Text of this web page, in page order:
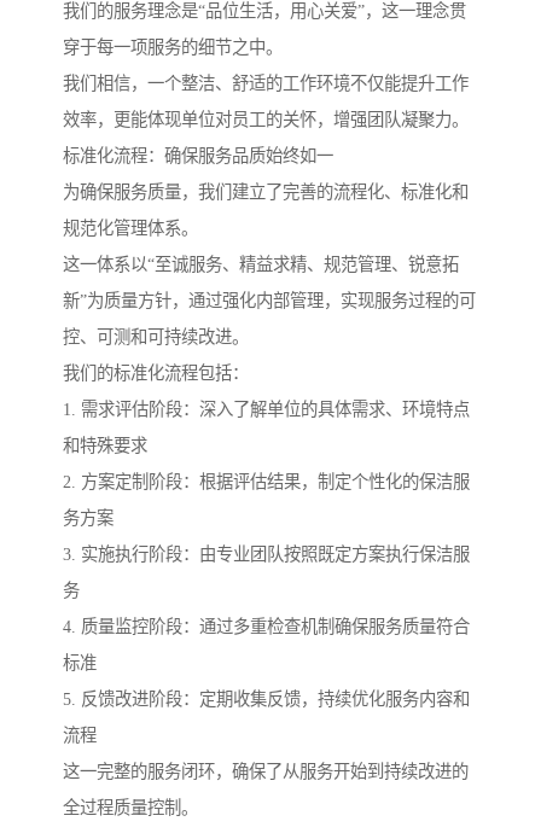
我们的服务理念是“品位生活，用心关爱”，这一理念贯
穿于每一项服务的细节之中。
我们相信，一个整洁、舒适的工作环境不仅能提升工作
效率，更能体现单位对员工的关怀，增强团队凝聚力。
标准化流程：确保服务品质始终如一
为确保服务质量，我们建立了完善的流程化、标准化和
规范化管理体系。
这一体系以“至诚服务、精益求精、规范管理、锐意拓
新”为质量方针，通过强化内部管理，实现服务过程的可
控、可测和可持续改进。
我们的标准化流程包括：
1. 需求评估阶段：深入了解单位的具体需求、环境特点
和特殊要求
2. 方案定制阶段：根据评估结果，制定个性化的保洁服
务方案
3. 实施执行阶段：由专业团队按照既定方案执行保洁服
务
4. 质量监控阶段：通过多重检查机制确保服务质量符合
标准
5. 反馈改进阶段：定期收集反馈，持续优化服务内容和
流程
这一完整的服务闭环，确保了从服务开始到持续改进的
全过程质量控制。